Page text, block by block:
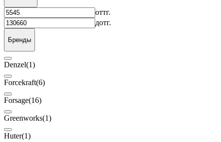
оттг.
дотг.
Бренды
Denzel(1)
Forcekraft(6)
Forsage(16)
Greenworks(1)
Huter(1)